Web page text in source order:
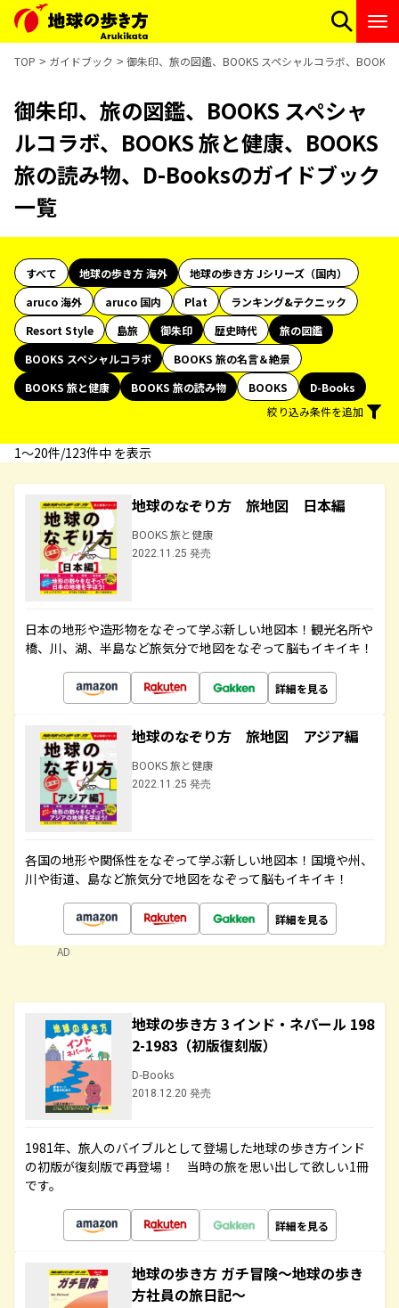
TOP ガイドブック 御朱印、旅の図鑑、BOOKS スペシャルコラボ、
御朱印、旅の図鑑、BOOKS スペシャ
ルコラボ、BOOKS 旅と健康、BOOKS
旅の読み物、D-Booksのガイドブック
一覧
すべて 地球の歩き方 海外
地球の歩き方 Jシリーズ（国内）
aruco 海外
aruco 国内 Plat
ランキング&テクニック
Resort Style
島旅 御朱印 歴史時代
旅の図鑑
BOOKS スペシャルコラボ
BOOKS 旅の名言＆絶景
BOOKS 旅と健康
BOOKS 旅の読み物 BOOKS
D-Books
絞り込み条件を追加
1〜20件/123件中 を表示
地球のなぞり方 旅地図 日本編
BOOKS 旅と健康
2022.11.25 発売
日本の地形や造形物をなぞって学ぶ新しい地図本！観光名所や
橋、川、湖、半島など旅気分で地図をなぞって脳もイキイキ！
詳細を見る
地球のなぞり方 旅地図 アジア編
BOOKS 旅と健康
2022.11.25 発売
各国の地形や関係性をなぞって学ぶ新しい地図本！国境や州、
川や街道、島など旅気分で地図をなぞって脳もイキイキ！
詳細を見る
AD
地球の歩き方 3 インド・ネパール 198
2-1983（初版復刻版）
D-Books
2018.12.20 発売
1981年、旅人のバイブルとして登場した地球の歩き方インド
の初版が復刻版で再登場！ 当時の旅を思い出して欲しい1冊
です。
詳細を見る
地球の歩き方 ガチ冒険～地球の歩き
方社員の旅日記～